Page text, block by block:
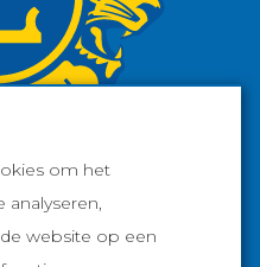
om het
analyseren,
website op een